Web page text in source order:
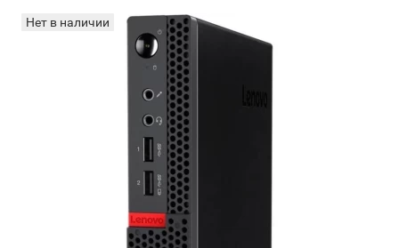
Нет в наличии